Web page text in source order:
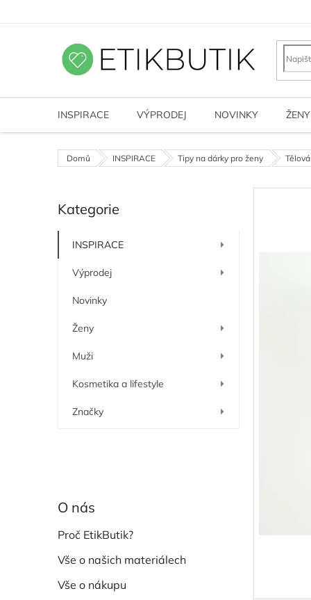
INSPIRACE VÝPRODEJ NOVINKY ŽENY
Domů INSPIRACE Tipy na dárky pro ženy
o
r
Přeskočit
kategorie
Kategorie
INSPIRACE
Výprodej
Novinky
Ženy
Muži
Kosmetika a lifestyle
Značky
O nás
Proč EtikButik?
Vše o našich materiálech
Vše o nákupu